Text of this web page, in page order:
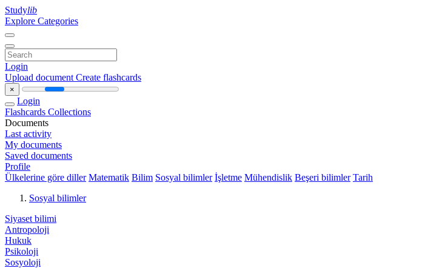
Studylib
Explore Categories
Login
Upload document Create flashcards
×
Login
Flashcards Collections
Documents
Last activity
My documents
Saved documents
Profile
Ülkelerine göre diller Matematik Bilim Sosyal bilimler İşletme Mühendislik Beşeri bilimler Tarih
Sosyal bilimler
Siyaset bilimi
Antropoloji
Hukuk
Psikoloji
Sosyoloji